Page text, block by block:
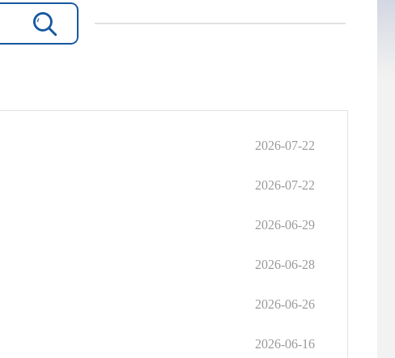

2026-07-22
2026-07-22
2026-06-29
2026-06-28
2026-06-26
2026-06-16